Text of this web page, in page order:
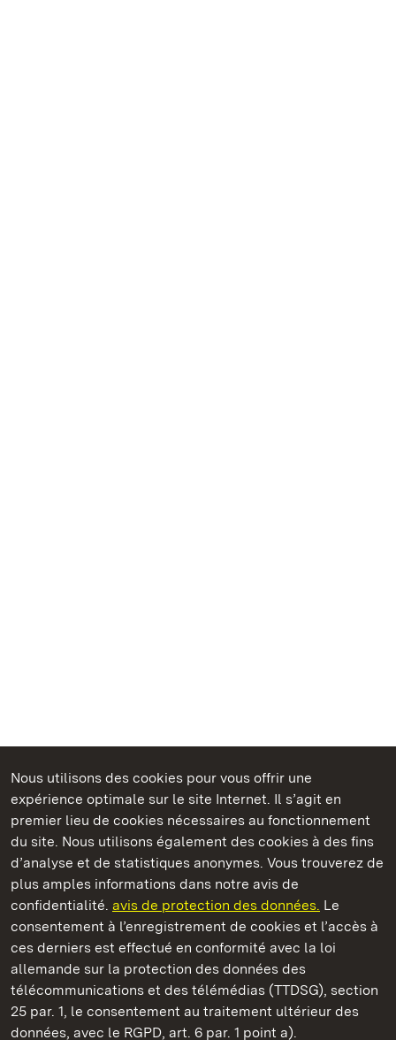
Nous utilisons des cookies pour vous offrir une
expérience optimale sur le site Internet. Il s’agit en
premier lieu de cookies nécessaires au fonctionnement
du site. Nous utilisons également des cookies à des fins
d’analyse et de statistiques anonymes. Vous trouverez de
plus amples informations dans notre avis de
confidentialité. avis de protection des données. Le
consentement à l’enregistrement de cookies et l’accès à
ces derniers est effectué en conformité avec la loi
allemande sur la protection des données des
télécommunications et des télémédias (TTDSG), section
25 par. 1, le consentement au traitement ultérieur des
données, avec le RGPD, art. 6 par. 1 point a).
Châteaux et jardins publics du Bade-Wurtemberg
Staatliche Schlösser und Gärten Baden‑Württemberg
Châteaux et jardins publics du Bade-Wurtemberg
ContactFAQ et réponsesMentions légales
Protection des données
Explications sur l’accessibilité
BITV-konform (geprüfte Seiten)